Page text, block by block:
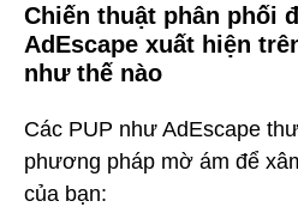
Chiến thuật phân phối
AdEscape xuất hiện
như thế nào
Các PUP như AdEscape
phương pháp mờ ám để
của bạn: